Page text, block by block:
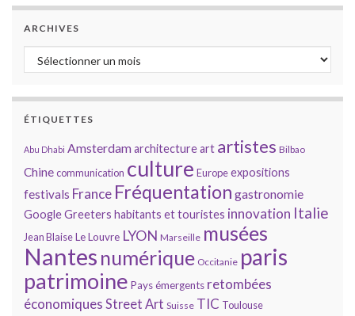
ARCHIVES
Archives
ÉTIQUETTES
Abu Dhabi Amsterdamarchitectureart artistes Bilbao
Chinecommunication culture Europeexpositions
festivals France Fréquentation gastronomie
GoogleGreeters habitants et touristes innovation Italie
Jean BlaiseLe Louvre LYON Marseille musées
Nantes numérique Occitanie paris
patrimoine Pays émergents retombées
économiques Street Art Suisse TIC Toulouse